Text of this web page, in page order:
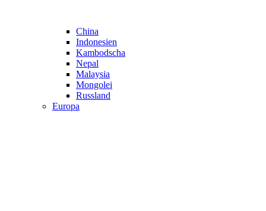
China
Indonesien
Kambodscha
Nepal
Malaysia
Mongolei
Russland
Europa